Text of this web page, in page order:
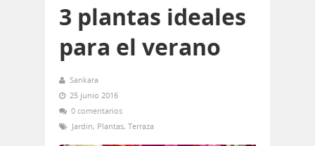
3 plantas ideales
para el verano
Sankara
25 junio 2016
0 comentarios
Jardín, Plantas, Terraza